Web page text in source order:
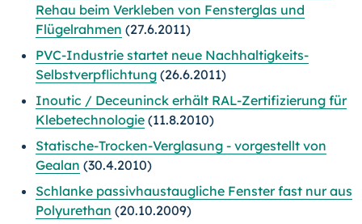
Rehau beim Verkleben von Fensterglas und
Flügelrahmen (27.6.2011)
PVC-Industrie startet neue Nachhaltigkeits-
Selbstverpflichtung (26.6.2011)
Inoutic / Deceuninck erhält RAL-Zertifizierung für
Klebetechnologie (11.8.2010)
Statische-Trocken-Verglasung - vorgestellt von
Gealan (30.4.2010)
Schlanke passivhaustaugliche Fenster fast nur aus
Polyurethan (20.10.2009)